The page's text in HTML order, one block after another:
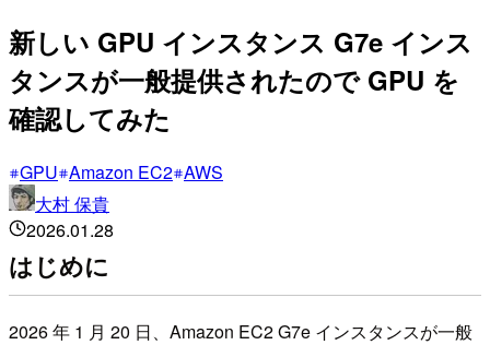
新しい GPU インスタンス G7e インス
タンスが一般提供されたので GPU を
確認してみた
GPU Amazon EC2 AWS
大村 保貴
2026.01.28
はじめに
2026 年 1 月 20 日、Amazon EC2 G7e インスタンスが一般